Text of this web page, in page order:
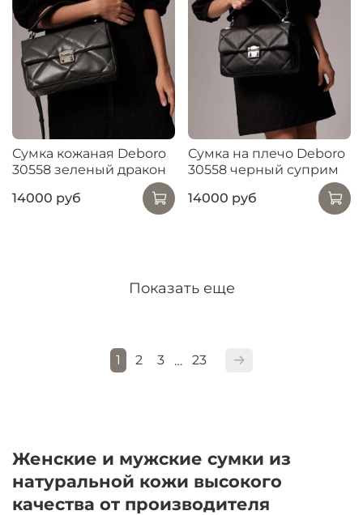
Сумка кожаная Deboro
30558 зеленый дракон
14000 руб
Сумка на плечо Deboro
30558 черный суприм
14000 руб
Показать еще
1 2 3 … 23
Женские и мужские сумки из
натуральной кожи высокого
качества от производителя